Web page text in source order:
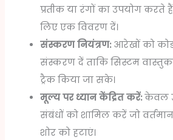
प्रतीक या रंगों का उपयोग करते
लिए एक विवरण दें।
संस्करण नियंत्रण:आरेखों को
संस्करण दें ताकि सिस्टम
ट्रैक किया जा सके।
मूल्य पर ध्यान केंद्रित करें:केवल
संबंधों को शामिल करें जो वर्तमान
शोर को हटाएं।